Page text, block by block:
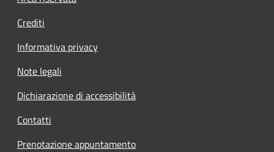
Crediti
Informativa privacy
Note legali
Dichiarazione di accessibilità
Contatti
Prenotazione appuntamento